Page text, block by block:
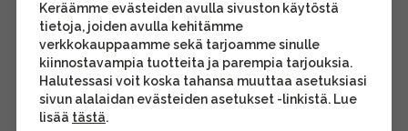
Keräämme evästeiden avulla sivuston käytöstä
tietoja, joiden avulla kehitämme
verkkokauppaamme sekä tarjoamme sinulle
kiinnostavampia tuotteita ja parempia tarjouksia.
Halutessasi voit koska tahansa muuttaa asetuksiasi
sivun alalaidan evästeiden asetukset -linkistä. Lue
lisää tästä.